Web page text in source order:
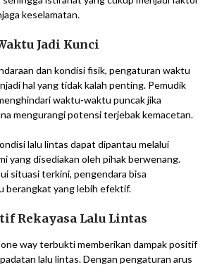
keselamatan.
Jadi Kunci
dan kondisi fisik, pengaturan waktu
hal yang tidak kalah penting. Pemudik
waktu-waktu puncak jika
mengurangi potensi terjebak kemacetan.
lalu lintas dapat dipantau melalui
yang disediakan oleh pihak berwenang.
situasi terkini, pengendara bisa
berangkat yang lebih efektif.
Rekayasa Lalu Lintas
way terbukti memberikan dampak positif
lalu lintas. Dengan pengaturan arus